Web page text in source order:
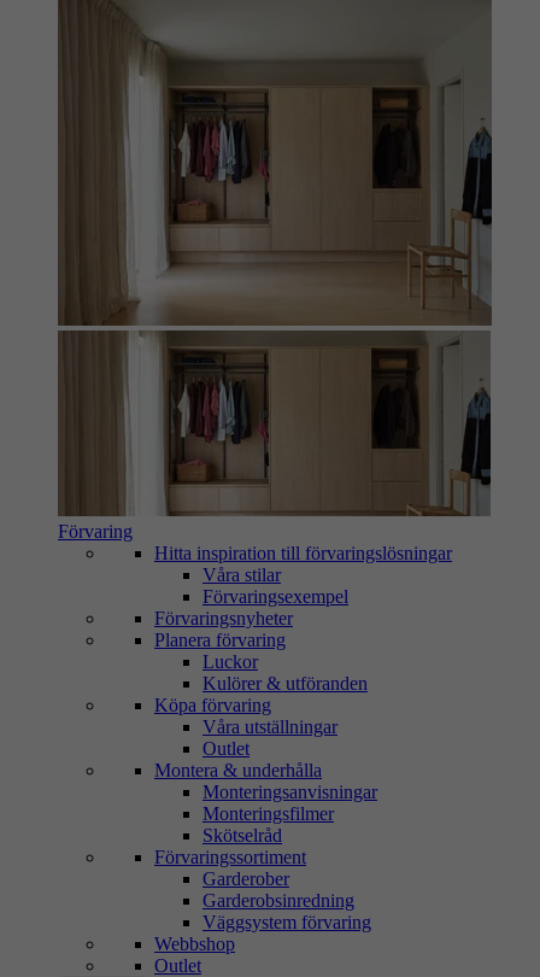
Förvaring
Hitta inspiration till förvaringslösningar
Våra stilar
Förvaringsexempel
Förvaringsnyheter
Planera förvaring
Luckor
Kulörer & utföranden
Köpa förvaring
Våra utställningar
Outlet
Montera & underhålla
Monteringsanvisningar
Monteringsfilmer
Skötselråd
Förvaringssortiment
Garderober
Garderobsinredning
Väggsystem förvaring
Webbshop
Outlet